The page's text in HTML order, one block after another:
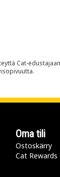
Cat-
Oma tili
Ostoskärry
Cat Rewards